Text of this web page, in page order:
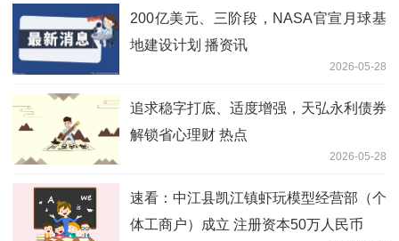
200亿美元、三阶段，NASA官宣月球基
地建设计划 播资讯
2026-05-28
追求稳字打底、适度增强，天弘永利债券
解锁省心理财 热点
2026-05-28
速看：中江县凯江镇虾玩模型经营部（个
体工商户）成立 注册资本50万人民币